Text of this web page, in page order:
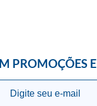
PROMOÇÕES